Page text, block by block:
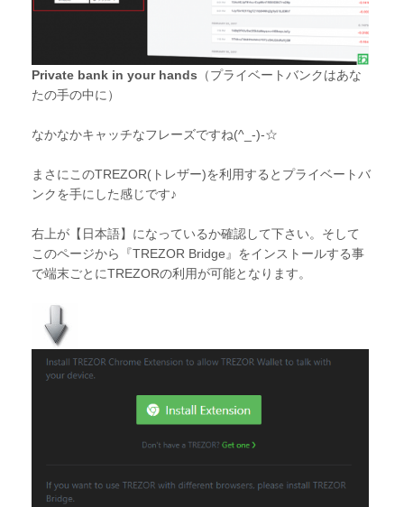
Private bank in your hands （プライベートバンクはあな
たの手の中に）
なかなかキャッチなフレーズですね(^_-)-☆
まさにこのTREZOR(トレザー)を利用するとプライベートバ
ンクを手にした感じです♪
右上が【日本語】になっているか確認して下さい。そして
このページから『TREZOR Bridge』をインストールする事
で端末ごとにTREZORの利用が可能となります。